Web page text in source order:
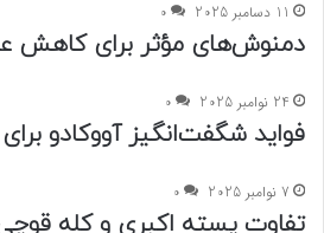
11 دسامبر 2025 0
دمنوش‌های مؤثر برای کاهش
24 نوامبر 2025 0
فواید شگفت‌انگیز آووکادو
7 نوامبر 2025 0
تفاوت پسته اکبری و کله